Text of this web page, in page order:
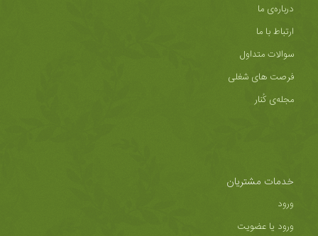
درباره‌ی ما
ارتباط با ما
سوالات متداول
فرصت های شغلی
مجله‌ی کُنار
خدمات مشتریان
ورود
ورود یا عضویت